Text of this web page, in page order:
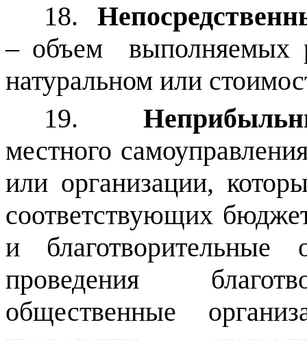
18.
– объем
выполняемых
натуральном или
19.
местного
или организации,
соответствующих
и благотворительные
проведения
общественные